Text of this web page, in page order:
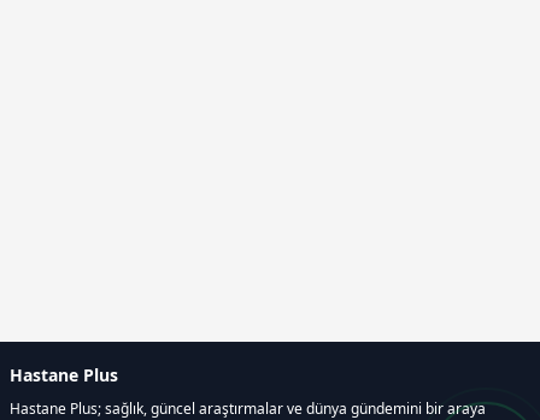
Hastane Plus
Hastane Plus; sağlık, güncel araştırmalar ve dünya gündemini bir araya